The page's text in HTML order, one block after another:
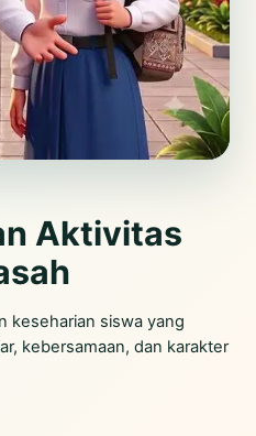
Aktivitas
keseharian siswa yang
kebersamaan, dan karakter